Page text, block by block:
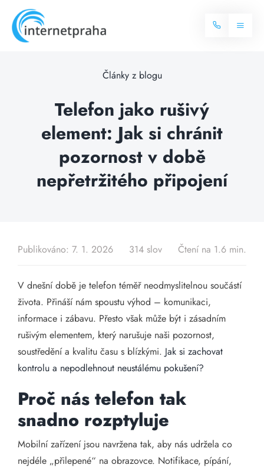
content
Toggle
Balíčky internetu
Více o internetu
Často hledané dotazy
Televize
Kontakt
Články z blogu
Telefon jako rušivý
element: Jak si chránit
pozornost v době
nepřetržitého připojení
Publikováno: 7. 1. 2026 314 slov Čtení na 1.6 min.
V dnešní době je telefon téměř neodmyslitelnou součástí
života. Přináší nám spoustu výhod – komunikaci,
informace i zábavu. Přesto však může být i zásadním
rušivým elementem, který narušuje naši pozornost,
soustředění a kvalitu času s blízkými. Jak si zachovat
kontrolu a nepodlehnout neustálému pokušení?
Proč nás telefon tak
snadno rozptyluje
Mobilní zařízení jsou navržena tak, aby nás udržela co
nejdéle „přilepené“ na obrazovce. Notifikace, pípání,